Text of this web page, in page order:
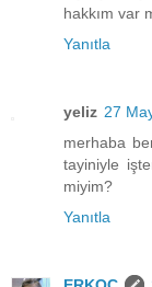
hakkım var
Yanıtla
yeliz 27
merhaba
tayiniyle
miyim?
Yanıtla